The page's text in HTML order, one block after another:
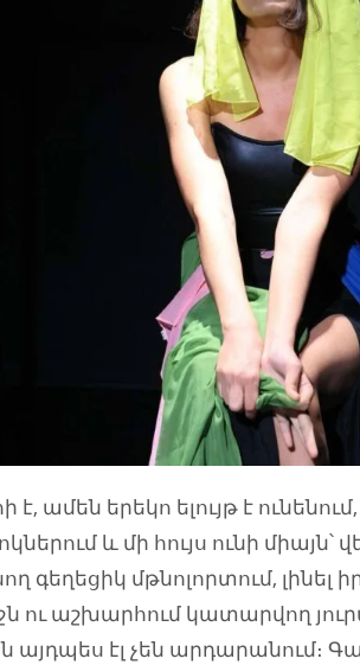
է, ամեն երեկո ելույթ է
և մի հույս ունի միայն՝
գեղեցիկ մթնոլորտում, լինել
ու աշխարհում կատարվող
այդպես էլ չեն արդարանում։